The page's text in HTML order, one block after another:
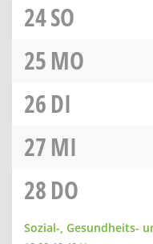
24SO
25MO
26DI
27MI
28DO
Sozial-, Gesundheits-